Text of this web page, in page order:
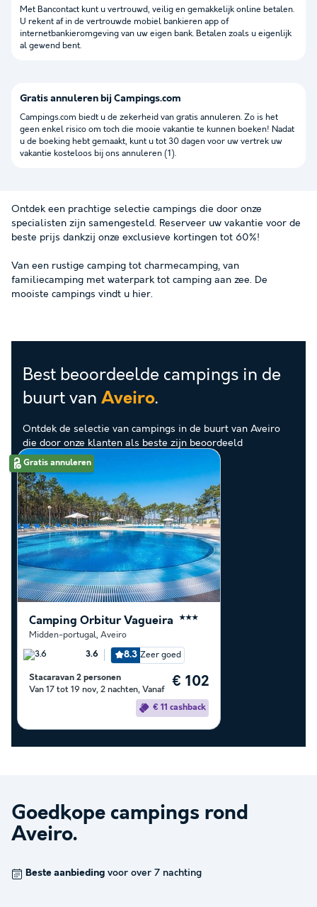
Met Bancontact kunt u vertrouwd, veilig en gemakkelijk online betalen.
U rekent af in de vertrouwde mobiel bankieren app of
internetbankieromgeving van uw eigen bank. Betalen zoals u eigenlijk
al gewend bent.
Gratis annuleren bij Campings.com
Campings.com biedt u de zekerheid van gratis annuleren. Zo is het
geen enkel risico om toch die mooie vakantie te kunnen boeken! Nadat
u de boeking hebt gemaakt, kunt u tot 30 dagen voor uw vertrek uw
vakantie kosteloos bij ons annuleren (1).
Ontdek een prachtige selectie campings die door onze
specialisten zijn samengesteld. Reserveer uw vakantie voor de
beste prijs dankzij onze exclusieve kortingen tot 60%!
Van een rustige camping tot charmecamping, van
familiecamping met waterpark tot camping aan zee. De
mooiste campings vindt u hier.
Best beoordeelde campings in de
buurt van Aveiro.
Ontdek de selectie van campings in de buurt van Aveiro
die door onze klanten als beste zijn beoordeeld
Gratis annuleren
Camping Orbitur Vagueira ★★★
Midden-portugal, Aveiro
3.6 8.3 Zeer goed
Stacaravan 2 personen
Van 17 tot 19 nov, 2 nachten, Vanaf
€ 102
€ 11 cashback
Goedkope campings rond
Aveiro.
Beste aanbieding voor over 7 nachting